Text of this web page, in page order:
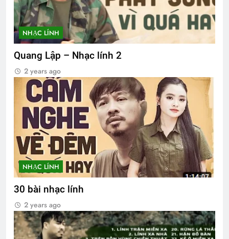
NHẠC LÍNH
Quang Lập – Nhạc lính 2
2 years ago
NHẠC LÍNH
30 bài nhạc lính
2 years ago